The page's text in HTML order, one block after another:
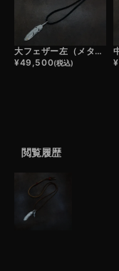
大フェザー左（メタル）×鹿革紐×アンティークビーズ/ネックレスカスタム
¥49,500(税込)
¥
閲覧履歴